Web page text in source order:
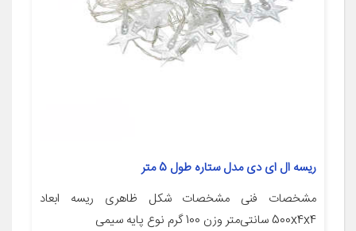
ریسه ال ای دی مدل ستاره طول 5 متر
مشخصات فنی مشخصات شکل ظاهری ریسه ابعاد
500x4x4 سانتی‌متر وزن 100 گرم نوع پایه سیمی